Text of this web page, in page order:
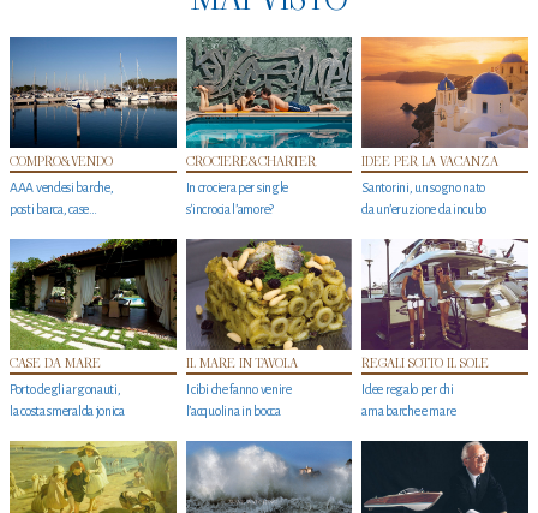
COMPRO&VENDO
AAA vendesi barche,
posti barca, case…
CROCIERE&CHARTER
In crociera per single
s'incrocia l’amore?
IDEE PER LA VACANZA
Santorini, un sogno nato
da un’eruzione da incubo
CASE DA MARE
Porto degli argonauti,
la costa smeralda jonica
IL MARE IN TAVOLA
I cibi che fanno venire
l’acquolina in bocca
REGALI SOTTO IL SOLE
Idee regalo per chi
ama barche e mare